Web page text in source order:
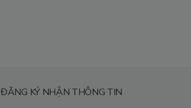
ĐĂNG KÝ NHẬN THÔNG TIN